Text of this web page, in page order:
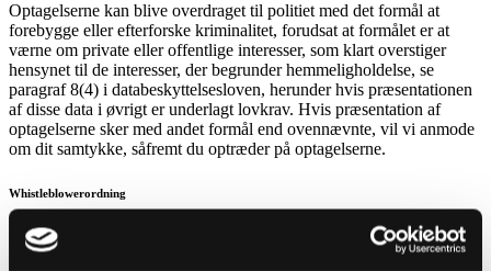
Optagelserne kan blive overdraget til politiet med det formål at
forebygge eller efterforske kriminalitet, forudsat at formålet er at
værne om private eller offentlige interesser, som klart overstiger
hensynet til de interesser, der begrunder hemmeligholdelse, se
paragraf 8(4) i databeskyttelsesloven, herunder hvis præsentationen
af disse data i øvrigt er underlagt lovkrav. Hvis præsentation af
optagelserne sker med andet formål end ovennævnte, vil vi anmode
om dit samtykke, såfremt du optræder på optagelserne.
Whistleblowerordning
Mistanke om misbrug eller overtrædelse af gældende lov eller
interne retningslinjer kan indberettes gennem vores